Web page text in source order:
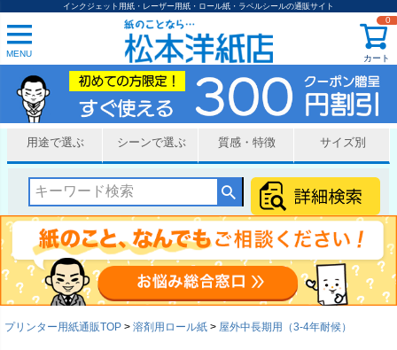
インクジェット用紙・レーザー用紙・ロール紙・ラベルシールの通販サイト
MENU カート
0
用途で選ぶ シーンで選ぶ 質感・特徴 サイズ別
プリンター用紙通販TOP 溶剤用ロール紙 屋外中長期用（3-4年耐候）